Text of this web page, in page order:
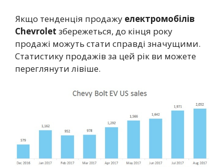
Якщо тенденція продажу електромобілів
Chevrolet збережеться, до кінця року
продажі можуть стати справді значущими.
Статистику продажів за цей рік ви можете
переглянути лівіше.